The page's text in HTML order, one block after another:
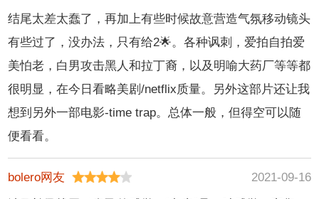
结尾太差太蠢了，再加上有些时候故意营造气氛移动镜头
有些过了，没办法，只有给2🌟。各种讽刺，爱拍自拍爱
美怕老，白男攻击黑人和拉丁裔，以及明喻大药厂等等都
很明显，在今日看略美剧/netflix质量。另外这部片还让我
想到另外一部电影-time trap。总体一般，但得空可以随
便看看。
bolero网友
2021-09-16